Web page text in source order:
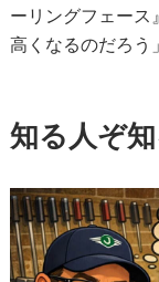
ーリングフェー
高くなるのだろう
知る人ぞ